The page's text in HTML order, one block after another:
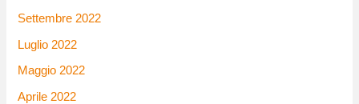
Settembre 2022
Luglio 2022
Maggio 2022
Aprile 2022